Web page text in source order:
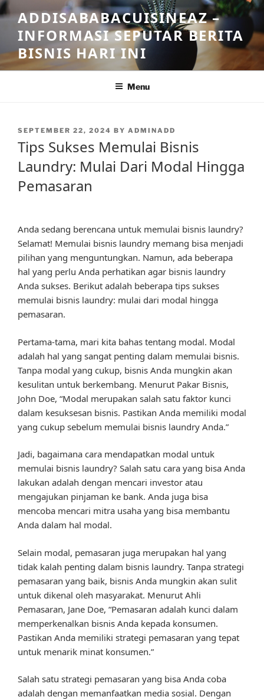
Skip
to
content
ADDISABABACUISINEAZ –
INFORMASI SEPUTAR BERITA
BISNIS HARI INI
Menu
POSTED
ON
SEPTEMBER 22, 2024 BY ADMINADD
Tips Sukses Memulai Bisnis
Laundry: Mulai Dari Modal Hingga
Pemasaran
Anda sedang berencana untuk memulai bisnis laundry?
Selamat! Memulai bisnis laundry memang bisa menjadi
pilihan yang menguntungkan. Namun, ada beberapa
hal yang perlu Anda perhatikan agar bisnis laundry
Anda sukses. Berikut adalah beberapa tips sukses
memulai bisnis laundry: mulai dari modal hingga
pemasaran.
Pertama-tama, mari kita bahas tentang modal. Modal
adalah hal yang sangat penting dalam memulai bisnis.
Tanpa modal yang cukup, bisnis Anda mungkin akan
kesulitan untuk berkembang. Menurut Pakar Bisnis,
John Doe, “Modal merupakan salah satu faktor kunci
dalam kesuksesan bisnis. Pastikan Anda memiliki modal
yang cukup sebelum memulai bisnis laundry Anda.”
Jadi, bagaimana cara mendapatkan modal untuk
memulai bisnis laundry? Salah satu cara yang bisa Anda
lakukan adalah dengan mencari investor atau
mengajukan pinjaman ke bank. Anda juga bisa
mencoba mencari mitra usaha yang bisa membantu
Anda dalam hal modal.
Selain modal, pemasaran juga merupakan hal yang
tidak kalah penting dalam bisnis laundry. Tanpa strategi
pemasaran yang baik, bisnis Anda mungkin akan sulit
untuk dikenal oleh masyarakat. Menurut Ahli
Pemasaran, Jane Doe, “Pemasaran adalah kunci dalam
memperkenalkan bisnis Anda kepada konsumen.
Pastikan Anda memiliki strategi pemasaran yang tepat
untuk menarik minat konsumen.”
Salah satu strategi pemasaran yang bisa Anda coba
adalah dengan memanfaatkan media sosial. Dengan